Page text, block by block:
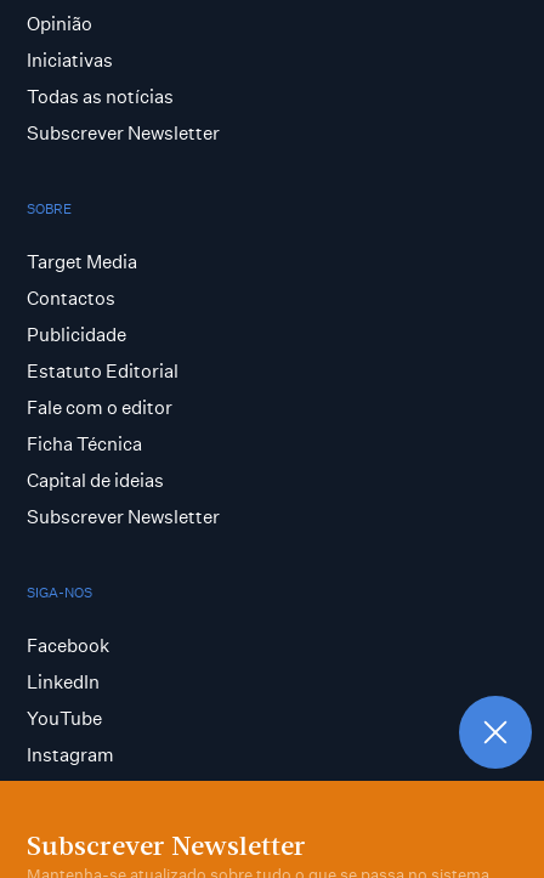
Subscrever Newsletter
Opinião
Iniciativas
Todas as notícias
Subscrever Newsletter
SOBRE
Target Media
Contactos
Publicidade
Estatuto Editorial
Fale com o editor
Ficha Técnica
Capital de ideias
Subscrever Newsletter
SIGA-NOS
Facebook
LinkedIn
YouTube
Instagram
Termos e condições